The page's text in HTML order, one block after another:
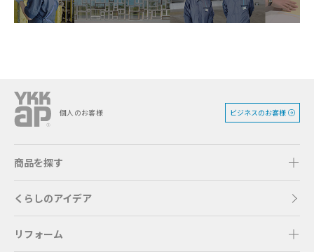
個人のお客様 ビジネスのお客様
商品を探す
くらしのアイデア
リフォーム